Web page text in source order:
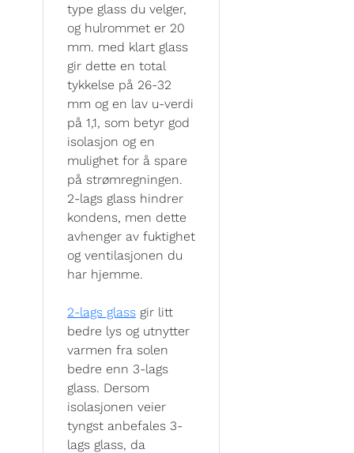
type glass du velger,
og hulrommet er 20
mm. med klart glass
gir dette en total
tykkelse på 26-32
mm og en lav u-verdi
på 1,1, som betyr god
isolasjon og en
mulighet for å spare
på strømregningen.
2-lags glass hindrer
kondens, men dette
avhenger av fuktighet
og ventilasjonen du
har hjemme.
2-lags glass gir litt
bedre lys og utnytter
varmen fra solen
bedre enn 3-lags
glass. Dersom
isolasjonen veier
tyngst anbefales 3-
lags glass, da